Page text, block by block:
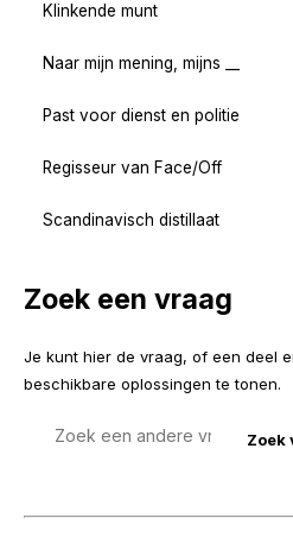
Klinkende munt
Naar mijn mening, mijns __
Past voor dienst en politie
Regisseur van Face/Off
Scandinavisch distillaat
Zoek een vraag
Je kunt hier de vraag, of een deel
beschikbare oplossingen te tonen.